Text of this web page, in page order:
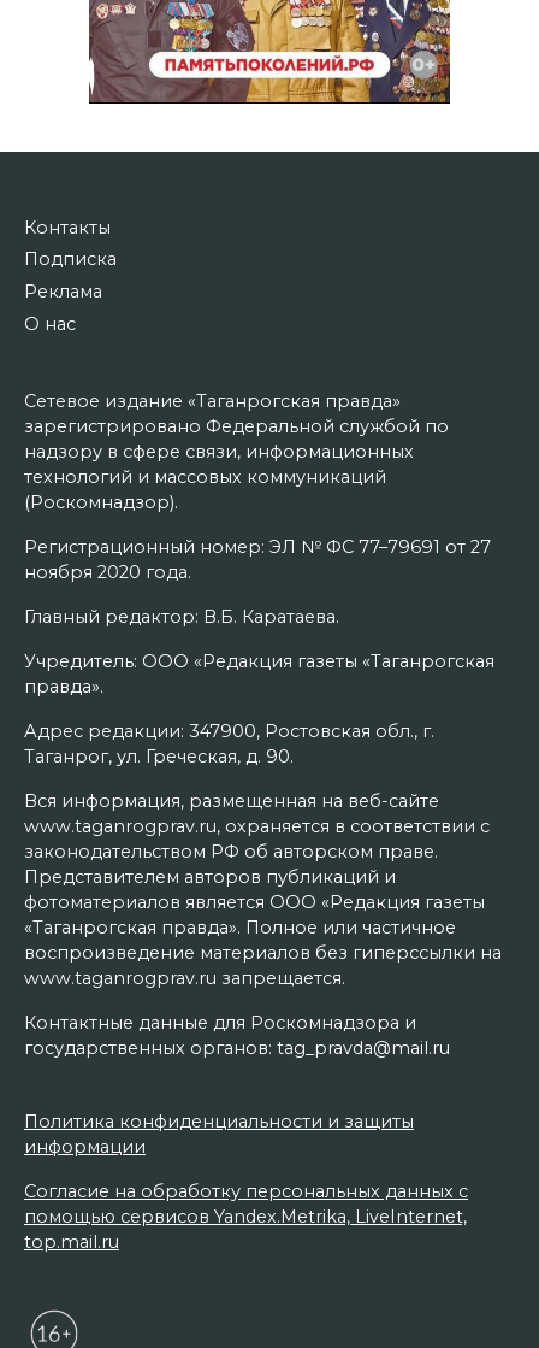
Контакты
Подписка
Реклама
О нас
Сетевое издание «Таганрогская правда»
зарегистрировано Федеральной службой по
надзору в сфере связи, информационных
технологий и массовых коммуникаций
(Роскомнадзор).
Регистрационный номер: ЭЛ № ФС 77–79691 от 27
ноября 2020 года.
Главный редактор: В.Б. Каратаева.
Учредитель: ООО «Редакция газеты «Таганрогская
правда».
Адрес редакции: 347900, Ростовская обл., г.
Таганрог, ул. Греческая, д. 90.
Вся информация, размещенная на веб-сайте
www.taganrogprav.ru, охраняется в соответствии с
законодательством РФ об авторском праве.
Представителем авторов публикаций и
фотоматериалов является ООО «Редакция газеты
«Таганрогская правда». Полное или частичное
воспроизведение материалов без гиперссылки на
www.taganrogprav.ru запрещается.
Контактные данные для Роскомнадзора и
государственных органов: tag_pravda@mail.ru
Политика конфиденциальности и защиты
информации
Согласие на обработку персональных данных с
помощью сервисов Yandex.Metrika, LiveInternet,
top.mail.ru